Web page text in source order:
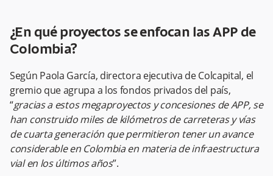
¿En qué proyectos se enfocan las APP de
Colombia?
Según Paola García, directora ejecutiva de Colcapital, el
gremio que agrupa a los fondos privados del país,
“gracias a estos megaproyectos y concesiones de APP, se
han construido miles de kilómetros de carreteras y vías
de cuarta generación que permitieron tener un avance
considerable en Colombia en materia de infraestructura
vial en los últimos años”.